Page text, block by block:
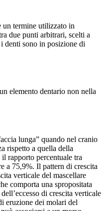
un termine utilizzato in
due punti arbitrari, scelti a
denti sono in posizione di
elemento dentario non nella
lunga” quando nel cranio
rispetto a quella della
rapporto percentuale tra
a 75,9%. Il pattern di crescita
verticale del mascellare
comporta una spropositata
di crescita verticale
eruzione dei molari del